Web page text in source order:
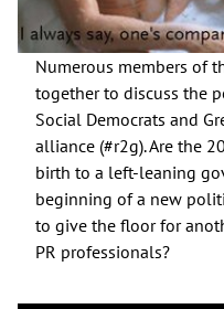
Numerous members of
together to discuss the
Social Democrats and
alliance (#r2g). Are the
birth to a left-leaning
beginning of a new
to give the floor for
PR professionals?